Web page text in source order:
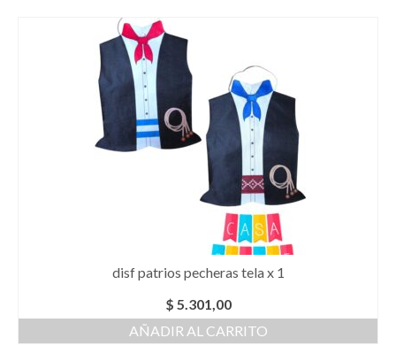
disf patrios pecheras tela x 1
$ 5.301,00
AÑADIR AL CARRITO